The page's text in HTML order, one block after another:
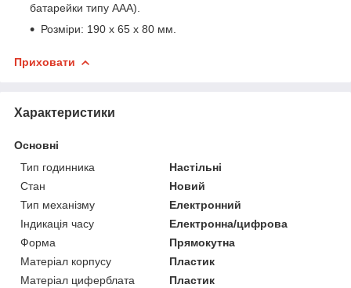
батарейки типу ААА).
Розміри: 190 х 65 х 80 мм.
Приховати
Характеристики
Основні
Тип годинника
Настільні
Стан
Новий
Тип механізму
Електронний
Індикація часу
Електронна/цифрова
Форма
Прямокутна
Матеріал корпусу
Пластик
Матеріал циферблата
Пластик